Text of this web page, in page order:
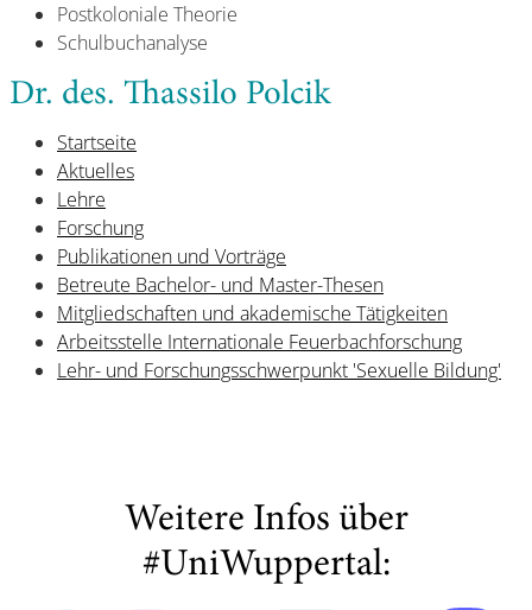
Postkoloniale Theorie
Schulbuchanalyse
Dr. des. Thassilo Polcik
Startseite
Aktuelles
Lehre
Forschung
Publikationen und Vorträge
Betreute Bachelor- und Master-Thesen
Mitgliedschaften und akademische Tätigkeiten
Arbeitsstelle Internationale Feuerbachforschung
Lehr- und Forschungsschwerpunkt 'Sexuelle Bildung'
Weitere Infos über
#UniWuppertal: